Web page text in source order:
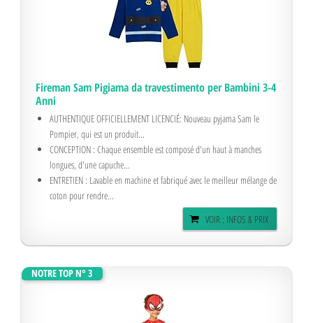
Fireman Sam Pigiama da travestimento per Bambini 3-4
Anni
AUTHENTIQUE OFFICIELLEMENT LICENCIÉ: Nouveau pyjama Sam le
Pompier, qui est un produit...
CONCEPTION : Chaque ensemble est composé d'un haut à manches
longues, d'une capuche...
ENTRETIEN : Lavable en machine et fabriqué avec le meilleur mélange de
coton pour rendre...
VOIR : INFOS & PRIX
NOTRE TOP N° 3